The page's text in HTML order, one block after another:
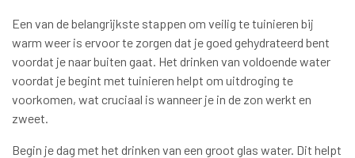
Een van de belangrijkste stappen om veilig te tuinieren bij
warm weer is ervoor te zorgen dat je goed gehydrateerd bent
voordat je naar buiten gaat. Het drinken van voldoende water
voordat je begint met tuinieren helpt om uitdroging te
voorkomen, wat cruciaal is wanneer je in de zon werkt en
zweet.
Begin je dag met het drinken van een groot glas water. Dit helpt